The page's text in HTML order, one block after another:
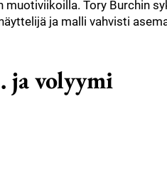
Tory Burchin
ja malli vahvisti
ja volyymi